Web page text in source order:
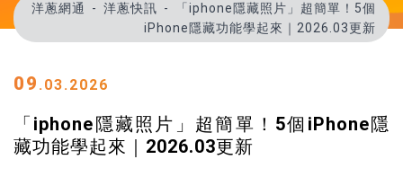
洋蔥網通 洋蔥快訊
「iphone隱藏照片」超簡單！5個
iPhone隱藏功能學起來｜2026.03更新
09 .03.2026
「iphone隱藏照片」超簡單！5個iPhone隱
藏功能學起來｜2026.03更新